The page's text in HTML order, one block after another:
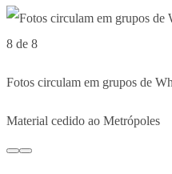
8 de 8
Fotos circulam em grupos de
Material cedido ao Metrópoles